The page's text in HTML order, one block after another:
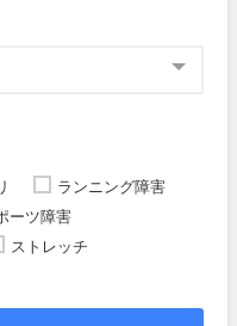
ランニング障害
ーツ障害
ストレッチ